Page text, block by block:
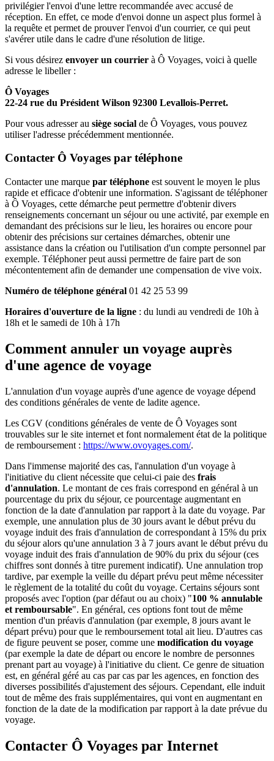
privilégier l'envoi d'une lettre recommandée avec accusé de
réception. En effet, ce mode d'envoi donne un aspect plus formel à
la requête et permet de prouver l'envoi d'un courrier, ce qui peut
s'avérer utile dans le cadre d'une résolution de litige.
Si vous désirez envoyer un courrier à Ô Voyages, voici à quelle
adresse le libeller :
Ô Voyages
22-24 rue du Président Wilson 92300 Levallois-Perret.
Pour vous adresser au siège social de Ô Voyages, vous pouvez
utiliser l'adresse précédemment mentionnée.
Contacter Ô Voyages par téléphone
Contacter une marque par téléphone est souvent le moyen le plus
rapide et efficace d'obtenir une information. S'agissant de téléphoner
à Ô Voyages, cette démarche peut permettre d'obtenir divers
renseignements concernant un séjour ou une activité, par exemple en
demandant des précisions sur le lieu, les horaires ou encore pour
obtenir des précisions sur certaines démarches, obtenir une
assistance dans la création ou l'utilisation d'un compte personnel par
exemple. Téléphoner peut aussi permettre de faire part de son
mécontentement afin de demander une compensation de vive voix.
Numéro de téléphone général 01 42 25 53 99
Horaires d'ouverture de la ligne : du lundi au vendredi de 10h à
18h et le samedi de 10h à 17h
Comment annuler un voyage auprès
d'une agence de voyage
L'annulation d'un voyage auprès d'une agence de voyage dépend
des conditions générales de vente de ladite agence.
Les CGV (conditions générales de vente de Ô Voyages sont
trouvables sur le site internet et font normalement état de la politique
de remboursement : https://www.ovoyages.com/.
Dans l'immense majorité des cas, l'annulation d'un voyage à
l'initiative du client nécessite que celui-ci paie des frais
d'annulation. Le montant de ces frais correspond en général à un
pourcentage du prix du séjour, ce pourcentage augmentant en
fonction de la date d'annulation par rapport à la date du voyage. Par
exemple, une annulation plus de 30 jours avant le début prévu du
voyage induit des frais d'annulation de correspondant à 15% du prix
du séjour alors qu'une annulation 3 à 7 jours avant le début prévu du
voyage induit des frais d'annulation de 90% du prix du séjour (ces
chiffres sont donnés à titre purement indicatif). Une annulation trop
tardive, par exemple la veille du départ prévu peut même nécessiter
le règlement de la totalité du coût du voyage. Certains séjours sont
proposés avec l'option (par défaut ou au choix) "100 % annulable
et remboursable". En général, ces options font tout de même
mention d'un préavis d'annulation (par exemple, 8 jours avant le
départ prévu) pour que le remboursement total ait lieu. D'autres cas
de figure peuvent se poser, comme une modification du voyage
(par exemple la date de départ ou encore le nombre de personnes
prenant part au voyage) à l'initiative du client. Ce genre de situation
est, en général géré au cas par cas par les agences, en fonction des
diverses possibilités d'ajustement des séjours. Cependant, elle induit
tout de même des frais supplémentaires, qui vont en augmentant en
fonction de la date de la modification par rapport à la date prévue du
voyage.
Contacter Ô Voyages par Internet